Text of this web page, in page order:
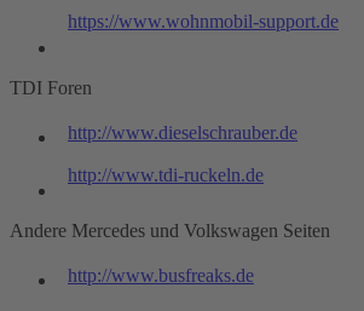
https://www.wohnmobil-support.de
TDI Foren
http://www.dieselschrauber.de
http://www.tdi-ruckeln.de
Andere Mercedes und Volkswagen Seiten
http://www.busfreaks.de